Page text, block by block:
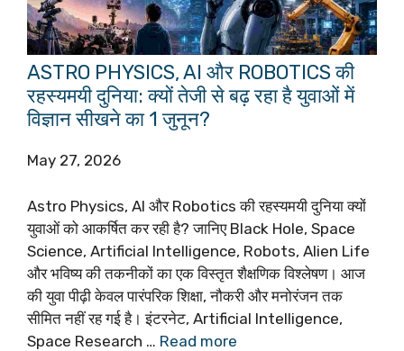
ASTRO PHYSICS, AI और ROBOTICS की
रहस्यमयी दुनिया: क्यों तेजी से बढ़ रहा है युवाओं में
विज्ञान सीखने का 1 जुनून?
May 27, 2026
Astro Physics, AI और Robotics की रहस्यमयी दुनिया क्यों
युवाओं को आकर्षित कर रही है? जानिए Black Hole, Space
Science, Artificial Intelligence, Robots, Alien Life
और भविष्य की तकनीकों का एक विस्तृत शैक्षणिक विश्लेषण। आज
की युवा पीढ़ी केवल पारंपरिक शिक्षा, नौकरी और मनोरंजन तक
सीमित नहीं रह गई है। इंटरनेट, Artificial Intelligence,
Space Research … Read more